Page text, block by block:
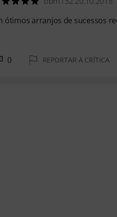
ótimos arranjos de sucessos
0 REPORTAR A CRÍTICA